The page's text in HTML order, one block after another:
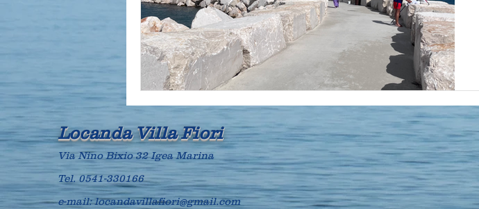
Locanda Villa Fiori
Via Nino Bixio 32 Igea Marina
Tel. 0541-330166
e-mail:locandavillafiori@gmail.com